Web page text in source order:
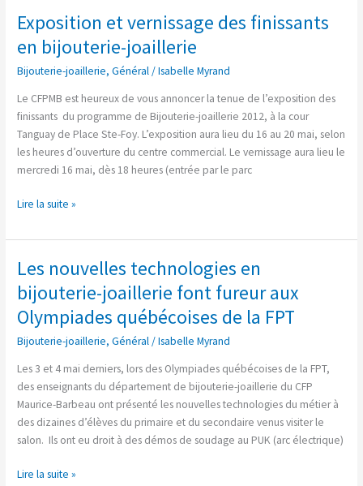
Exposition et vernissage des finissants
en bijouterie-joaillerie
Bijouterie-joaillerie,Général/Isabelle Myrand
Le CFPMB est heureux de vous annoncer la tenue de l’exposition des
finissants du programme de Bijouterie-joaillerie 2012, à la cour
Tanguay de Place Ste-Foy. L’exposition aura lieu du 16 au 20 mai, selon
les heures d’ouverture du centre commercial. Le vernissage aura lieu le
mercredi 16 mai, dès 18 heures (entrée par le parc
Exposition
vernissage
des
joaillerie
Lire la suite »
Les nouvelles technologies en
bijouterie-joaillerie font fureur aux
Olympiades québécoises de la FPT
Bijouterie-joaillerie,Général/Isabelle Myrand
Les 3 et 4 mai derniers, lors des Olympiades québécoises de la FPT,
des enseignants du département de bijouterie-joaillerie du CFP
Maurice-Barbeau ont présenté les nouvelles technologies du métier à
des dizaines d’élèves du primaire et du secondaire venus visiter le
salon. Ils ont eu droit à des démos de soudage au PUK (arc électrique)
Les
technologies
en
bijouterie-
font
fureur
aux
Olympiades
québécoises
la
Lire la suite »